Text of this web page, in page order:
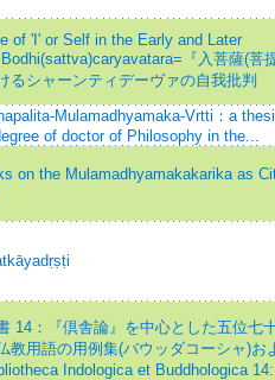
of 'I' or Self in the Early and Later
『入菩薩(菩
るシャーンティデーヴァの自我批判
Mulamadhyamaka-Vrtti：a
of doctor of Philosophy in the...
on the Mulamadhyamakakarika as
14：『倶舎論』を中心とした五位七
教用語の用例集(バウッダコーシャ)お
Indologica et Buddhologica